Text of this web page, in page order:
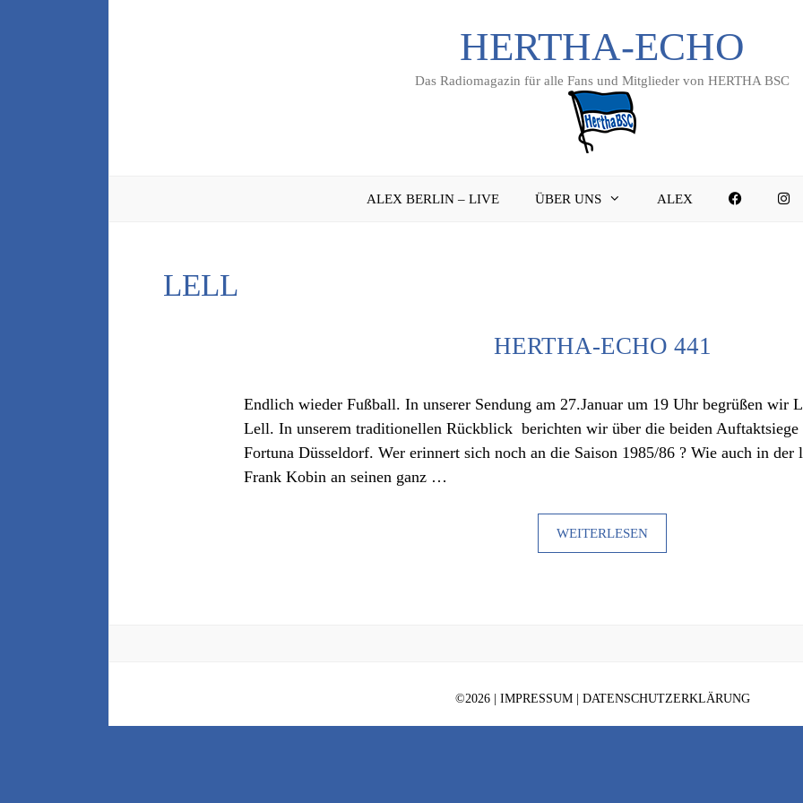
HERTHA-ECHO
Das Radiomagazin für alle Fans und Mitglieder von HERTHA BSC
ALEX BERLIN – LIVE ÜBER UNS ALEX
LELL
HERTHA-ECHO 441
Endlich wieder Fußball. In unserer Sendung am 27.Januar um 19 Uhr begrüßen wir
Lell. In unserem traditionellen Rückblick berichten wir über die beiden Auftaktsiege
Fortuna Düsseldorf. Wer erinnert sich noch an die Saison 1985/86 ? Wie auch in der
Frank Kobin an seinen ganz …
WEITERLESEN
©2026 | IMPRESSUM| DATENSCHUTZERKLÄRUNG